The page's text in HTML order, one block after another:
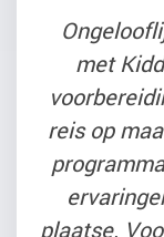
met
reis op
plaatse.